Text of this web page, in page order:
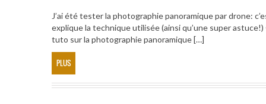
J’ai été tester la photographie panoramique par drone:
explique la technique utilisée (ainsi qu’une super
tuto sur la photographie panoramique […]
PLUS